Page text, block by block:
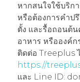
หากสนใจใช้บริก
หรือต้องการคำป
ตั้ง และรื้อถอนต้
อาหาร หรือองค์
ติดต่อ Treeplus
https://
และ Line ID: